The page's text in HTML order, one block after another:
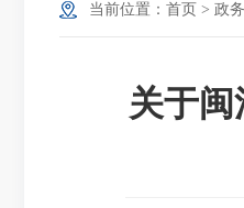
当前位置： 首页 > 政
关于